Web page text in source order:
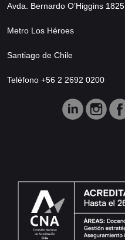
Avda. Bernardo O’Higgins 1825
Metro Los Héroes
Santiago de Chile
Teléfono +56 2 2692 0200